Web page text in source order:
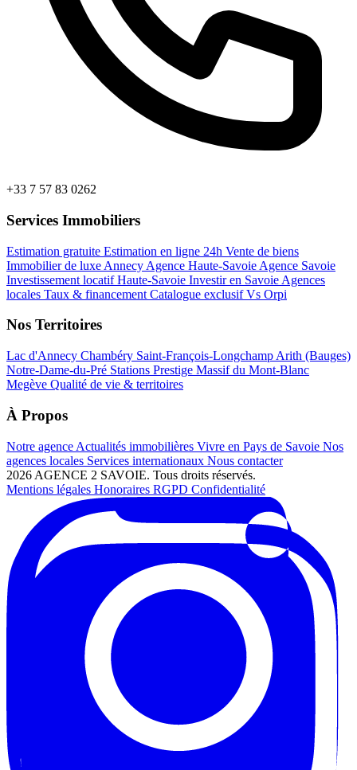
+33 7 57 83 0262
Services Immobiliers
Estimation gratuite Estimation en ligne 24h Vente de biens
Immobilier de luxe Annecy Agence Haute-Savoie Agence Savoie
Investissement locatif Haute-Savoie Investir en Savoie Agences
locales Taux & financement Catalogue exclusifVs Orpi
Nos Territoires
Lac d'Annecy Chambéry Saint-François-Longchamp Arith (Bauges)
Notre-Dame-du-Pré Stations Prestige Massif du Mont-Blanc
Megève Qualité de vie & territoires
À Propos
Notre agence Actualités immobilières Vivre en Pays de Savoie Nos
agences locales Services internationaux Nous contacter
2026 AGENCE 2 SAVOIE. Tous droits réservés.
Mentions légales Honoraires RGPD Confidentialité